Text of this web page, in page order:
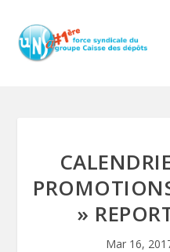
»
Mar 16,